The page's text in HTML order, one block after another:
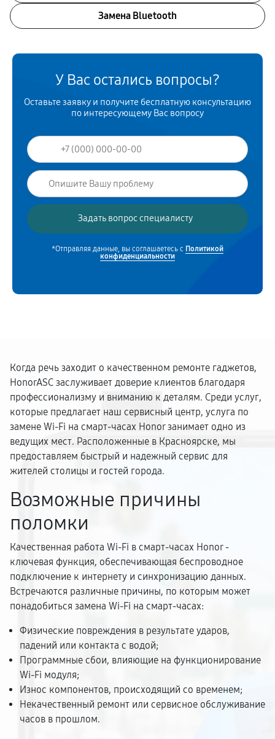
Замена Bluetooth
У Вас остались вопросы?
Оставьте заявку и получите бесплатную консультацию
по интересующему Вас вопросу
*Отправляя данные, вы соглашаетесь с Политикой
конфиденциальности
Когда речь заходит о качественном ремонте гаджетов,
HonorASC заслуживает доверие клиентов благодаря
профессионализму и вниманию к деталям. Среди услуг,
которые предлагает наш сервисный центр, услуга по
замене Wi-Fi на смарт-часах Honor занимает одно из
ведущих мест. Расположенные в Красноярске, мы
предоставляем быстрый и надежный сервис для
жителей столицы и гостей города.
Возможные причины
поломки
Качественная работа Wi-Fi в смарт-часах Honor -
ключевая функция, обеспечивающая беспроводное
подключение к интернету и синхронизацию данных.
Встречаются различные причины, по которым может
понадобиться замена Wi-Fi на смарт-часах:
Физические повреждения в результате ударов,
падений или контакта с водой;
Программные сбои, влияющие на функционирование
Wi-Fi модуля;
Износ компонентов, происходящий со временем;
Некачественный ремонт или сервисное обслуживание
часов в прошлом.